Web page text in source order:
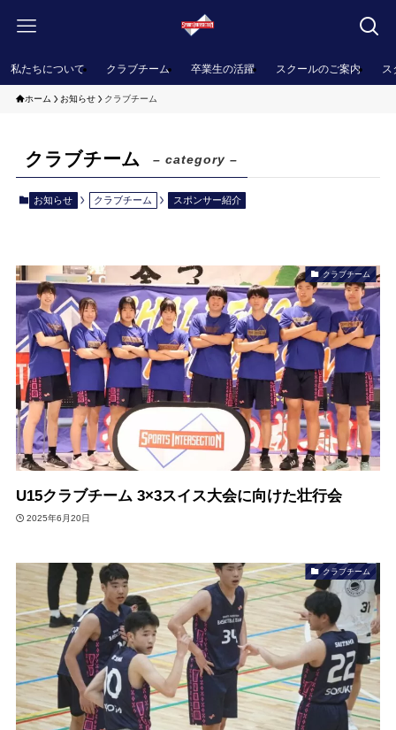
私たちについて クラブチーム 卒業生の活躍 スクールのご案内 ス
ホーム お知らせ クラブチーム
クラブチーム – category –
お知らせ クラブチーム スポンサー紹介
クラブチーム
U15クラブチーム 3×3スイス大会に向けた壮行会
2025年6月20日
クラブチーム